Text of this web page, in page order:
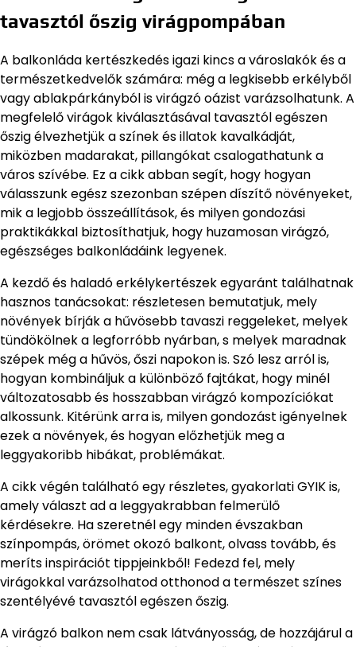
tavasztól őszig virágpompában
A balkonláda kertészkedés igazi kincs a városlakók és a
természetkedvelők számára: még a legkisebb erkélyből
vagy ablakpárkányból is virágzó oázist varázsolhatunk. A
megfelelő virágok kiválasztásával tavasztól egészen
őszig élvezhetjük a színek és illatok kavalkádját,
miközben madarakat, pillangókat csalogathatunk a
város szívébe. Ez a cikk abban segít, hogy hogyan
válasszunk egész szezonban szépen díszítő növényeket,
mik a legjobb összeállítások, és milyen gondozási
praktikákkal biztosíthatjuk, hogy huzamosan virágzó,
egészséges balkonládáink legyenek.
A kezdő és haladó erkélykertészek egyaránt találhatnak
hasznos tanácsokat: részletesen bemutatjuk, mely
növények bírják a hűvösebb tavaszi reggeleket, melyek
tündökölnek a legforróbb nyárban, s melyek maradnak
szépek még a hűvös, őszi napokon is. Szó lesz arról is,
hogyan kombináljuk a különböző fajtákat, hogy minél
változatosabb és hosszabban virágzó kompozíciókat
alkossunk. Kitérünk arra is, milyen gondozást igényelnek
ezek a növények, és hogyan előzhetjük meg a
leggyakoribb hibákat, problémákat.
A cikk végén található egy részletes, gyakorlati GYIK is,
amely választ ad a leggyakrabban felmerülő
kérdésekre. Ha szeretnél egy minden évszakban
színpompás, örömet okozó balkont, olvass tovább, és
meríts inspirációt tippjeinkből! Fedezd fel, mely
virágokkal varázsolhatod otthonod a természet színes
szentélyévé tavasztól egészen őszig.
A virágzó balkon nem csak látványosság, de hozzájárul a